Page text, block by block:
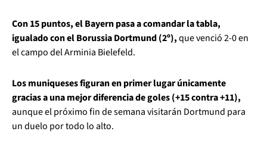
Con 15 puntos, el Bayern pasa a comandar la tabla,
igualado con el Borussia Dortmund (2º),que venció 2-0 en
el campo del Arminia Bielefeld.
Los muniqueses figuran en primer lugar únicamente
gracias a una mejor diferencia de goles (+15 contra +11),
aunque el próximo fin de semana visitarán Dortmund para
un duelo por todo lo alto.